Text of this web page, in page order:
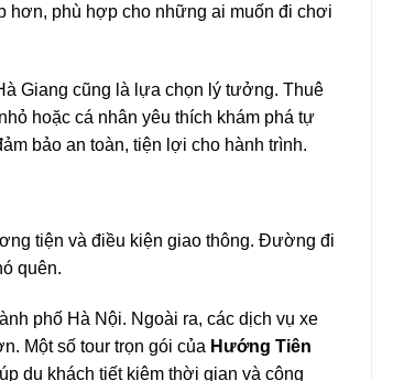
hơn, phù hợp cho những ai muốn đi chơi
Giang cũng là lựa chọn lý tưởng. Thuê
hoặc cá nhân yêu thích khám phá tự
bảo an toàn, tiện lợi cho hành trình.
tiện và điều kiện giao thông. Đường đi
quên.
phố Hà Nội. Ngoài ra, các dịch vụ xe
Một số tour trọn gói của Hướng Tiên
du khách tiết kiệm thời gian và công